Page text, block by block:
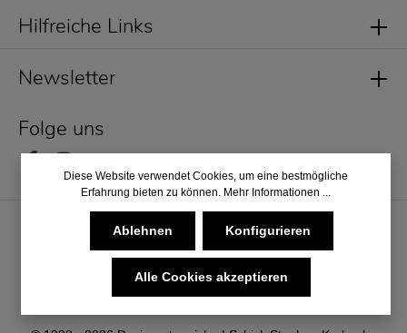
Newsletter
Folge uns
Hilfreiche Links
* Alle Preise inkl. gesetzl. Mehrwertsteuer zzgl.
und ggf. Nachnahmegebühren, wenn nicht anders angegeben.
Diese Website verwendet Cookies, um eine bestmögliche
Erfahrung bieten zu können. Mehr Informationen ...
Ablehnen Konfigurieren
Alle Cookies akzeptieren